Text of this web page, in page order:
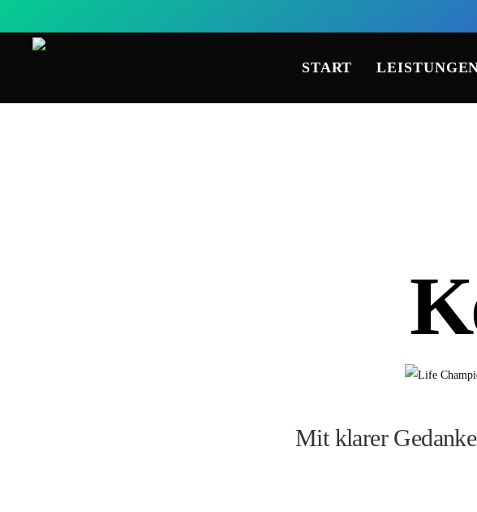
START
Mit klarer